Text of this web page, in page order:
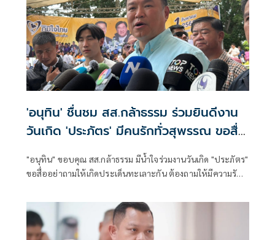
'อนุทิน' ชื่นชม สส.กล้าธรรม ร่วมยินดีงาน
วันเกิด 'ประภัตร' มีคนรักทั่วสุพรรณ ขอสื่อ
"อนุทิน" ขอบคุณ สส.กล้าธรรม มีน้ำใจร่วมงานวันเกิด "ประภัตร"
ขอสื่ออย่าถามให้เกิดประเด็นทะเลาะกัน ต้องถามให้มีความรัก